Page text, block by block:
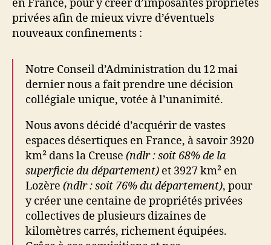
en France, pour y créer d’imposantes propriétés
privées afin de mieux vivre d’éventuels
nouveaux confinements :
Notre Conseil d’Administration du 12 mai
dernier nous a fait prendre une décision
collégiale unique, votée à l’unanimité.
Nous avons décidé d’acquérir de vastes
espaces désertiques en France, à savoir 3920
km² dans la Creuse (ndlr : soit 68% de la
superficie du département) et 3927 km² en
Lozère (ndlr : soit 76% du département), pour
y créer une centaine de propriétés privées
collectives de plusieurs dizaines de
kilomètres carrés, richement équipées.